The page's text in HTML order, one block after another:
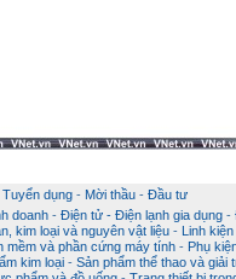
Tuyển dụng - Mời thầu - Đầu tư
doanh - Điện tử - Điện lạnh gia dụng -
kim loại và nguyên vật liệu -
Linh
mềm và phần cứng máy tính - Phụ
kim loại - Sản phẩm thể thao và giải